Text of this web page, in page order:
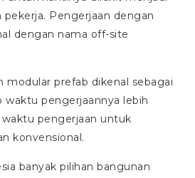
Pengerjaan dengan
dengan nama off-site
modular prefab dikenal sebagai
waktu pengerjaannya lebih
pengerjaan untuk
konvensional.
banyak pilihan bangunan